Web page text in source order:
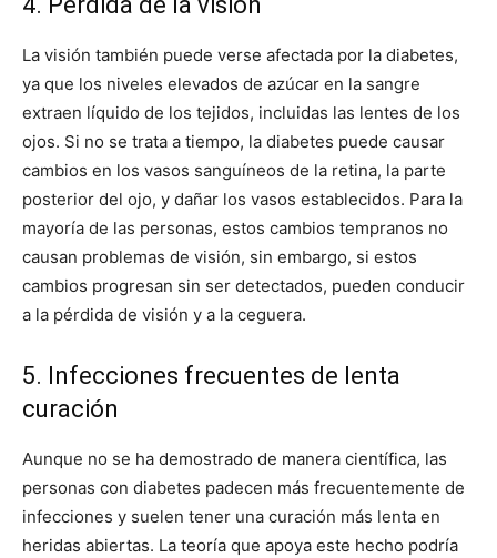
La visión también puede verse afectada por la diabetes,
ya que los niveles elevados de azúcar en la sangre
extraen líquido de los tejidos, incluidas las lentes de los
ojos. Si no se trata a tiempo, la diabetes puede causar
cambios en los vasos sanguíneos de la retina, la parte
posterior del ojo, y dañar los vasos establecidos. Para la
mayoría de las personas, estos cambios tempranos no
causan problemas de visión, sin embargo, si estos
cambios progresan sin ser detectados, pueden conducir
a la pérdida de visión y a la ceguera.
5. Infecciones frecuentes de lenta
curación
Aunque no se ha demostrado de manera científica, las
personas con diabetes padecen más frecuentemente de
infecciones y suelen tener una curación más lenta en
heridas abiertas. La teoría que apoya este hecho podría